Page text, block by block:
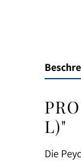
L)"
Die